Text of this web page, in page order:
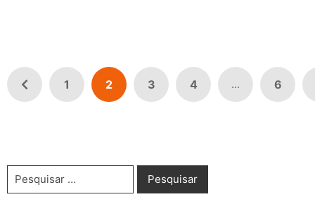
1 2 3 4 ... 6